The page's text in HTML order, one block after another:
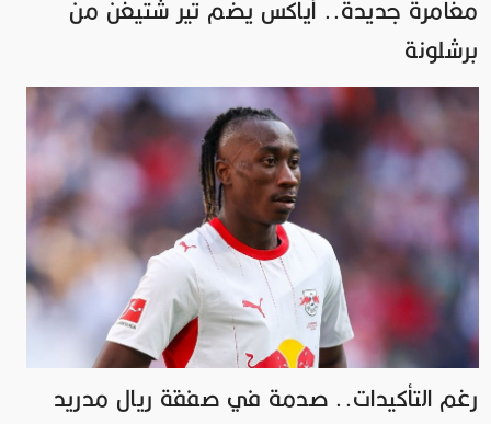
مغامرة جديدة.. أياكس يضم تير شتيغن من
برشلونة
رغم التأكيدات.. صدمة في صفقة ريال مدريد